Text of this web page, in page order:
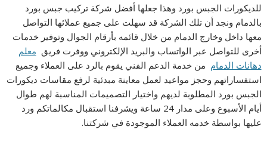
للديكورات الجبس بورد وهذا جعلها أفضل شركة تركيب جبس بورد
بالدمام ونجد أن تلك الشركة قد سهلت على جميع عملائها التواصل
معها داخل وخارج الدمام من خلال قائمه بأرقام الجوال وتوفير خدمات
أخرى للتواصل عبر الواتساب والبريد الإلكتروني ووفرت فريق معلم
دهانات الدمام من خدمة الدعم الفني يقوم بالرد على العملاء وجميع
استفساراتهم وحجز مواعيد لعمل معاينة مبدئية لرفع مقاسات ديكورات
الجبس بورد المطلوبة لديهم واختيار التصميمات المناسبة لهم طوال
أيام الأسبوع وعلى مدار 24 ساعة ويشرفنا استقبال مكالماتكم ورد
عليها بواسطة خدمه العملاء الموجودة في شركتنا.